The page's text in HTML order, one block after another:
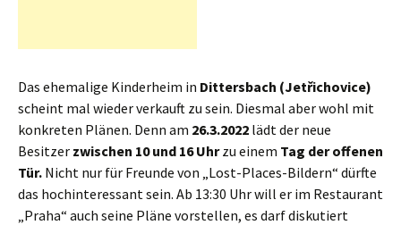
Das ehemalige Kinderheim in Dittersbach (Jetřichovice)
scheint mal wieder verkauft zu sein. Diesmal aber wohl mit
konkreten Plänen. Denn am 26.3.2022 lädt der neue
Besitzer zwischen 10 und 16 Uhrzu einem Tag der offenen
Tür. Nicht nur für Freunde von „Lost-Places-Bildern“ dürfte
das hochinteressant sein. Ab 13:30 Uhr will er im Restaurant
„Praha“ auch seine Pläne vorstellen, es darf diskutiert